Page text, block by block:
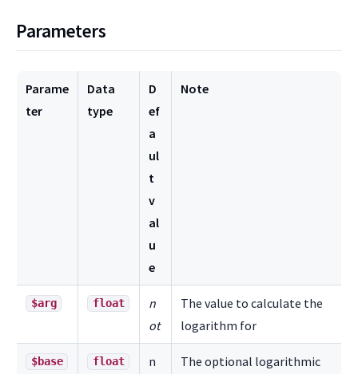
Parameters
Parame
ter
Data
type
D
ef
a
ul
t
v
al
u
e
Note
$arg float
n
ot
The value to calculate the
logarithm for
$base float
n
The optional logarithmic